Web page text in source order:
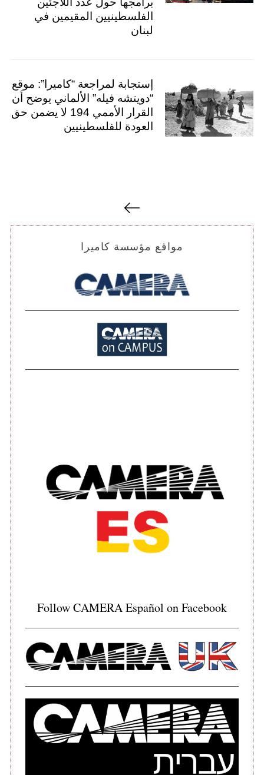
الفلسطينيين المقيمين في
لبنان
إستجابة لمراجعة “كاميرا”: موقع
“دويتشه فيله” الألماني يوضح أن
القرار الأممي 194 لا يضمن حق
العودة للفلسطينيين
فّ
ح
ا
ل
م
ق
ا
ل
ا
ت
مواقع مؤسسة كاميرا
Follow CAMERA Español on Facebook
r
: